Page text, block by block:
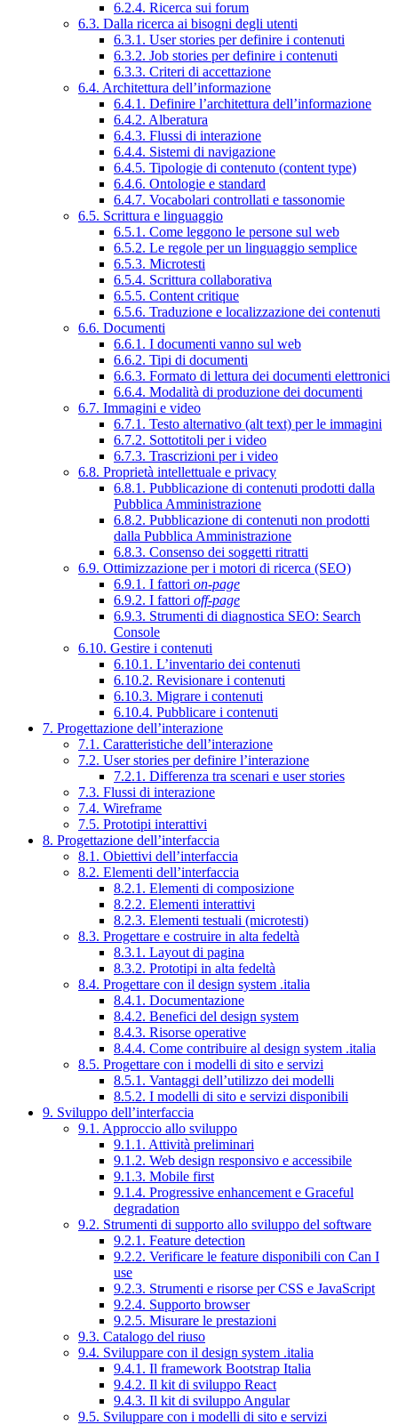
6.2.4. Ricerca sui forum
6.3. Dalla ricerca ai bisogni degli utenti
6.3.1. User stories per definire i contenuti
6.3.2. Job stories per definire i contenuti
6.3.3. Criteri di accettazione
6.4. Architettura dell’informazione
6.4.1. Definire l’architettura dell’informazione
6.4.2. Alberatura
6.4.3. Flussi di interazione
6.4.4. Sistemi di navigazione
6.4.5. Tipologie di contenuto (content type)
6.4.6. Ontologie e standard
6.4.7. Vocabolari controllati e tassonomie
6.5. Scrittura e linguaggio
6.5.1. Come leggono le persone sul web
6.5.2. Le regole per un linguaggio semplice
6.5.3. Microtesti
6.5.4. Scrittura collaborativa
6.5.5. Content critique
6.5.6. Traduzione e localizzazione dei contenuti
6.6. Documenti
6.6.1. I documenti vanno sul web
6.6.2. Tipi di documenti
6.6.3. Formato di lettura dei documenti elettronici
6.6.4. Modalità di produzione dei documenti
6.7. Immagini e video
6.7.1. Testo alternativo (alt text) per le immagini
6.7.2. Sottotitoli per i video
6.7.3. Trascrizioni per i video
6.8. Proprietà intellettuale e privacy
6.8.1. Pubblicazione di contenuti prodotti dalla
Pubblica Amministrazione
6.8.2. Pubblicazione di contenuti non prodotti
dalla Pubblica Amministrazione
6.8.3. Consenso dei soggetti ritratti
6.9. Ottimizzazione per i motori di ricerca (SEO)
6.9.1. I fattori on-page
6.9.2. I fattori off-page
6.9.3. Strumenti di diagnostica SEO: Search
Console
6.10. Gestire i contenuti
6.10.1. L’inventario dei contenuti
6.10.2. Revisionare i contenuti
6.10.3. Migrare i contenuti
6.10.4. Pubblicare i contenuti
7. Progettazione dell’interazione
7.1. Caratteristiche dell’interazione
7.2. User stories per definire l’interazione
7.2.1. Differenza tra scenari e user stories
7.3. Flussi di interazione
7.4. Wireframe
7.5. Prototipi interattivi
8. Progettazione dell’interfaccia
8.1. Obiettivi dell’interfaccia
8.2. Elementi dell’interfaccia
8.2.1. Elementi di composizione
8.2.2. Elementi interattivi
8.2.3. Elementi testuali (microtesti)
8.3. Progettare e costruire in alta fedeltà
8.3.1. Layout di pagina
8.3.2. Prototipi in alta fedeltà
8.4. Progettare con il design system .italia
8.4.1. Documentazione
8.4.2. Benefici del design system
8.4.3. Risorse operative
8.4.4. Come contribuire al design system .italia
8.5. Progettare con i modelli di sito e servizi
8.5.1. Vantaggi dell’utilizzo dei modelli
8.5.2. I modelli di sito e servizi disponibili
9. Sviluppo dell’interfaccia
9.1. Approccio allo sviluppo
9.1.1. Attività preliminari
9.1.2. Web design responsivo e accessibile
9.1.3. Mobile first
9.1.4. Progressive enhancement e Graceful
degradation
9.2. Strumenti di supporto allo sviluppo del software
9.2.1. Feature detection
9.2.2. Verificare le feature disponibili con Can I
use
9.2.3. Strumenti e risorse per CSS e JavaScript
9.2.4. Supporto browser
9.2.5. Misurare le prestazioni
9.3. Catalogo del riuso
9.4. Sviluppare con il design system .italia
9.4.1. Il framework Bootstrap Italia
9.4.2. Il kit di sviluppo React
9.4.3. Il kit di sviluppo Angular
9.5. Sviluppare con i modelli di sito e servizi